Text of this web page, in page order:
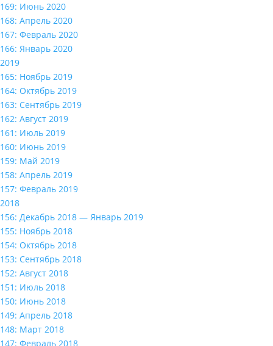
169: Июнь 2020
168: Апрель 2020
167: Февраль 2020
166: Январь 2020
2019
165: Ноябрь 2019
164: Октябрь 2019
163: Сентябрь 2019
162: Август 2019
161: Июль 2019
160: Июнь 2019
159: Май 2019
158: Апрель 2019
157: Февраль 2019
2018
156: Декабрь 2018 — Январь 2019
155: Ноябрь 2018
154: Октябрь 2018
153: Сентябрь 2018
152: Август 2018
151: Июль 2018
150: Июнь 2018
149: Апрель 2018
148: Март 2018
147: Февраль 2018